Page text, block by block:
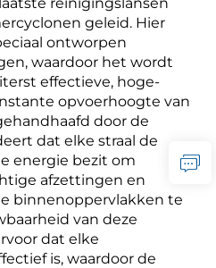
geleid. Hier
ontworpen
waardoor het wordt
effectieve, hoge-
opvoerhoogte van
door de
dat elke straal de
energie bezit om
afzettingen en
binnenoppervlakken te
van deze
dat elke
is, waardoor de